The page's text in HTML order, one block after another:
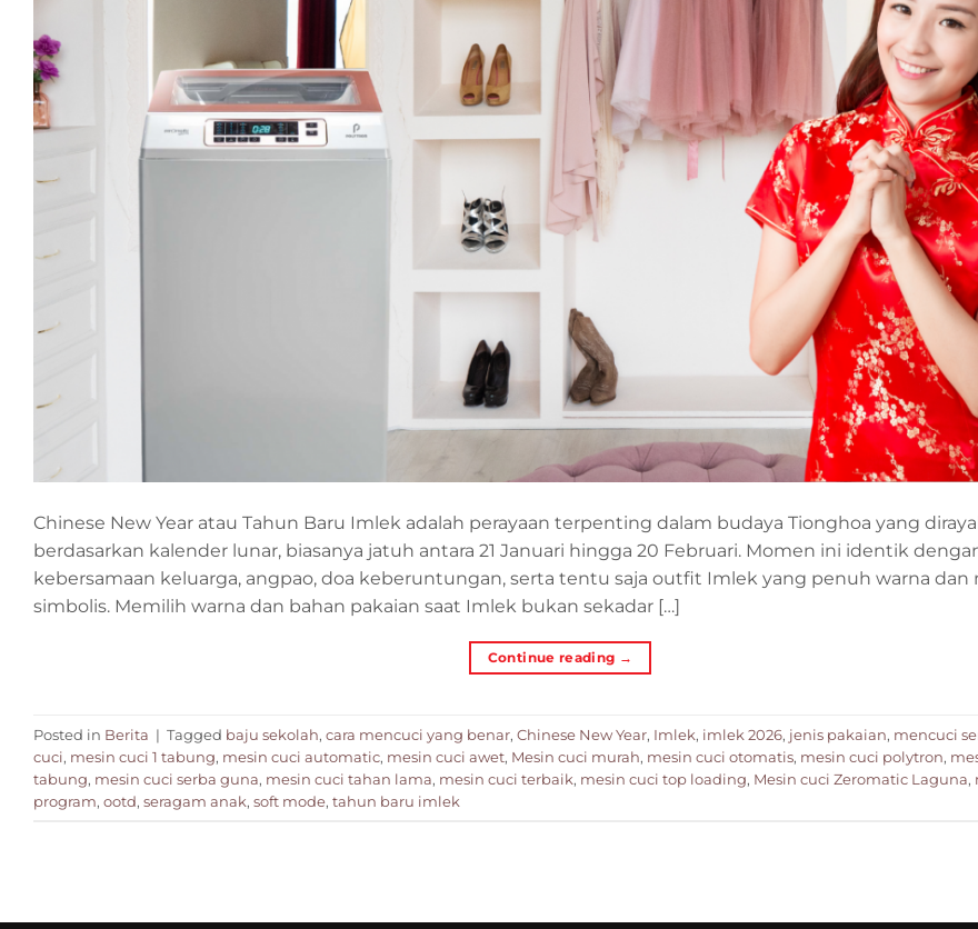
Chinese New Year atau Tahun Baru Imlek adalah perayaan terpenting dalam budaya Tionghoa yang
berdasarkan kalender lunar, biasanya jatuh antara 21 Januari hingga 20 Februari. Momen ini identik
kebersamaan keluarga, angpao, doa keberuntungan, serta tentu saja outfit Imlek yang penuh warna dan
simbolis. Memilih warna dan bahan pakaian saat Imlek bukan sekadar […]
Continue reading →
Posted in Berita | Tagged baju sekolah, cara mencuci yang benar, Chinese New Year, Imlek, imlek 2026, jenis pakaian, mencuci
cuci, mesin cuci 1 tabung, mesin cuci automatic, mesin cuci awet, Mesin cuci murah, mesin cuci otomatis, mesin cuci polytron,
tabung, mesin cuci serba guna, mesin cuci tahan lama, mesin cuci terbaik, mesin cuci top loading, Mesin cuci Zeromatic Laguna,
program, ootd, seragam anak, soft mode, tahun baru imlek